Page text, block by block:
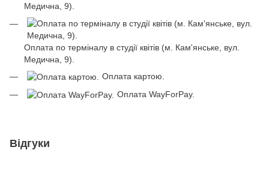
Медична, 9).
Оплата по терміналу в студії квітів (м. Кам'янське, вул.
Медична, 9).
Оплата картою.
Оплата WayForPay.
Відгуки